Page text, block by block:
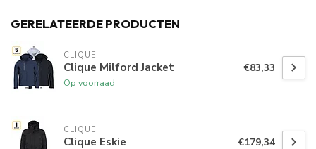
GERELATEERDE PRODUCTEN
CLIQUE
Clique Milford Jacket
Op voorraad
€83,33
CLIQUE
Clique Eskie €179,34